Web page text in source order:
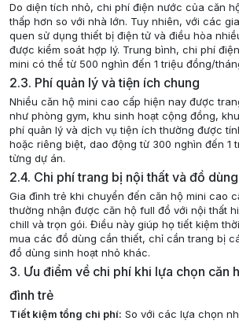
Do diện tích nhỏ, chi phí điện nước của căn
thấp hơn so với nhà lớn. Tuy nhiên, với các
quen sử dụng thiết bị điện tử và điều hòa
được kiểm soát hợp lý. Trung bình, chi phí
mini có thể từ 500 nghìn đến 1 triệu đồng/
2.3. Phí quản lý và tiện ích chung
Nhiều căn hộ mini cao cấp hiện nay được
như phòng gym, khu sinh hoạt cộng đồng,
phí quản lý và dịch vụ tiện ích thường được
hoặc riêng biệt, dao động từ 300 nghìn đến 1
từng dự án.
2.4. Chi phí trang bị nội thất và đồ
Gia đình trẻ khi chuyển đến căn hộ mini cao
thường nhận được căn hộ full đồ với nội thất
chill và trọn gói. Điều này giúp họ tiết kiệm
mua các đồ dùng cần thiết, chỉ cần trang bị
đồ dùng sinh hoạt nhỏ khác.
3. Ưu điểm về chi phí khi lựa chọn căn
đình trẻ
Tiết kiệm tổng chi phí: So với các lựa chọn